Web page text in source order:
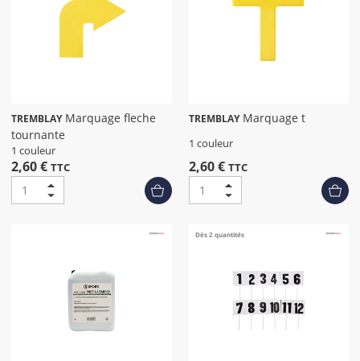
TREMBLAYMarquage fleche
tournante
1 couleur
2,60 € TTC
TREMBLAY Marquage t
1 couleur
2,60 € TTC
Dès 2 quantités